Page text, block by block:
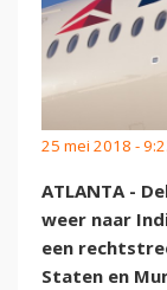
25 mei 2018 -
ATLANTA -
weer naar
een
Staten en